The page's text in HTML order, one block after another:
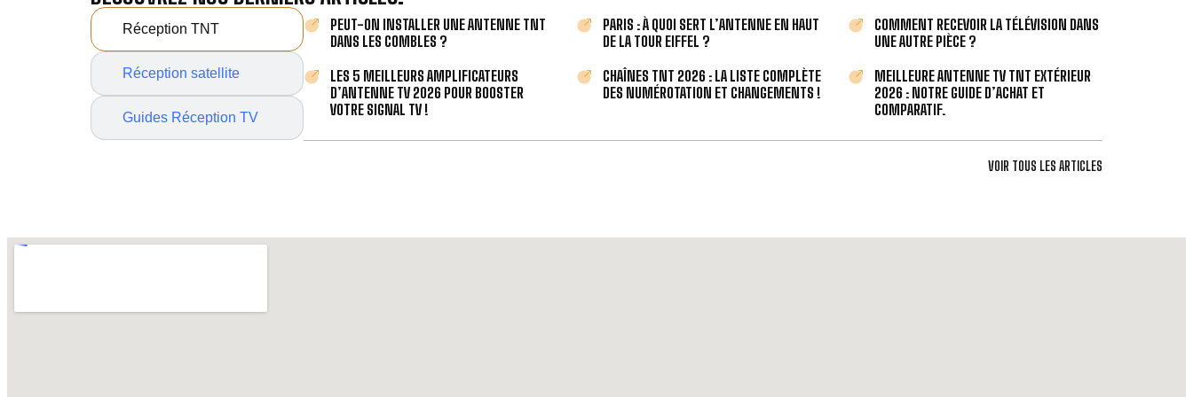
Réception TNT
Réception satellite
Guides Réception TV
PEUT-ON INSTALLER UNE ANTENNE TNT
DANS LES COMBLES ?
PARIS : À QUOI SERT L’ANTENNE EN HAUT
DE LA TOUR EIFFEL ?
COMMENT RECEVOIR LA TÉLÉVISION DANS
UNE AUTRE PIÈCE ?
LES 5 MEILLEURS AMPLIFICATEURS
D’ANTENNE TV 2026 POUR BOOSTER
VOTRE SIGNAL TV !
CHAÎNES TNT 2026 : LA LISTE COMPLÈTE
DES NUMÉROTATION ET CHANGEMENTS !
MEILLEURE ANTENNE TV TNT EXTÉRIEUR
2026 : NOTRE GUIDE D’ACHAT ET
COMPARATIF.
VOIR TOUS LES ARTICLES